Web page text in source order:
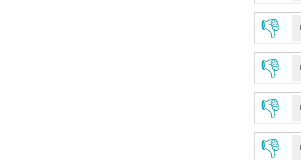
👎
👎
👎
👎